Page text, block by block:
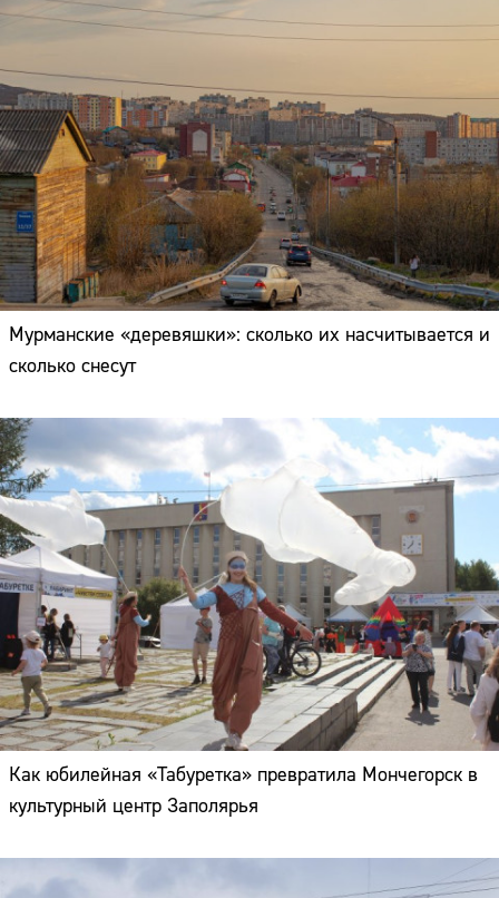
Мурманские «деревяшки»: сколько их насчитывается и
сколько снесут
Как юбилейная «Табуретка» превратила Мончегорск в
культурный центр Заполярья